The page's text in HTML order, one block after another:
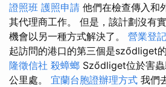
證照班 護照申請 他們在檢查傳入和
其代理商工作。 但是，該計劃沒有
機會以另一種方式解決了。 營業登記
起訪問的港口的第三個是sződliget
隆徵信社 殺蟑螂 Sződliget位於害
公里處。 宜蘭台胞證辦理方式 我們